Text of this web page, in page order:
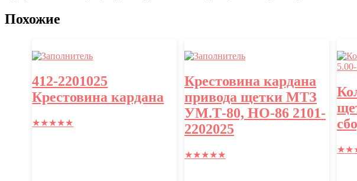
Похожие
412-2201025
Крестовина кардана
★★★★★
Крестовина кардана
привода щетки МТЗ
УМ.Т-80, НО-86 2101-
2202025
★★★★★
★★